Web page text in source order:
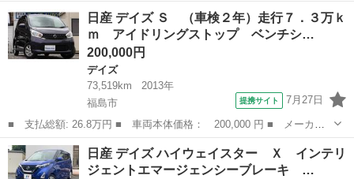
名： 日産 ■ 車種名： デイズ ■ グレード名： Ｊ キーレスエ
ントリー 電動格納ミラー ベンチシート ＣＶＴ ＡＢＳ ＣＤ
ＭＤ 衝突安全ボ...
福島 田村市 デイズ
日産 デイズ Ｓ （車検２年）走行７．３万ｋ
ｍ アイドリングストップ ベンチシ…
200,000円
デイズ
73,519km
2013年
福島市
提携サイト 7月27日
■ 支払総額: 26.8万円 ■ 車両本体価格： 200,000 円 ■ メーカー
名： 日産 ■ 車種名： デイズ ■ グレード名： Ｓ （車検２
年）走行７．３万ｋｍ アイドリングストップ ベンチシート ＡＢ
Ｓ ＣＤ ＵＳ...
福島 福島市 デイズ
日産 デイズ ハイウェイスター Ｘ インテリ
ジェントエマージェンシーブレーキ …